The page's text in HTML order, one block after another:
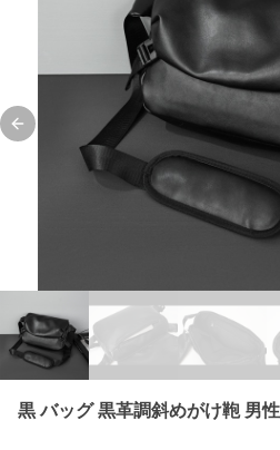
Previous slide
黒 バッグ 黒革調斜めがけ鞄 男